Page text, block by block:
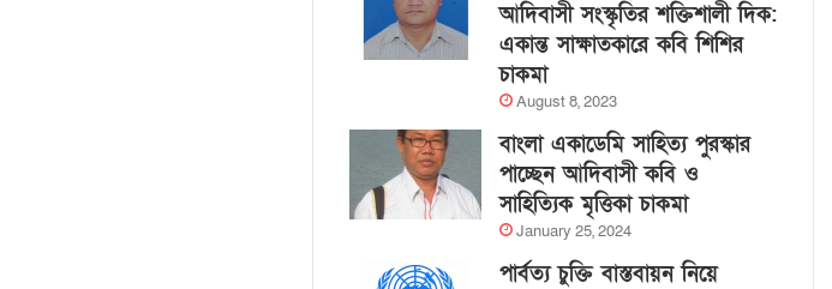
আদিবাসী সংস্কৃতির শক্তিশালী দিক:
একান্ত সাক্ষাতকারে কবি শিশির
চাকমা
August 8, 2023
বাংলা একাডেমি সাহিত্য পুরস্কার
পাচ্ছেন আদিবাসী কবি ও
সাহিত্যিক মৃত্তিকা চাকমা
January 25, 2024
পার্বত্য চুক্তি বাস্তবায়ন নিয়ে